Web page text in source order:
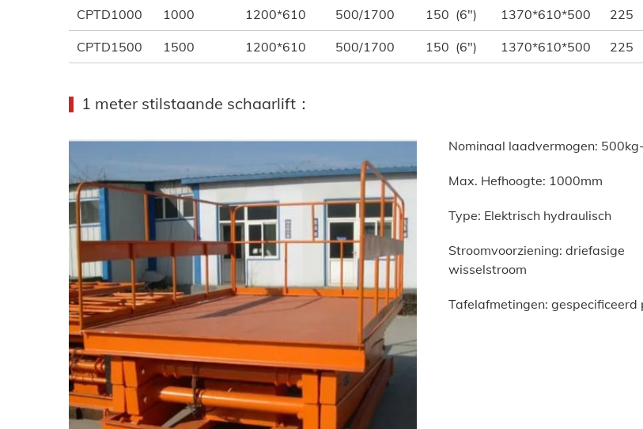
CPTD1000 1000 1200*610 500/1700 150 (6″) 1370*610*500 225
CPTD1500 1500 1200*610 500/1700 150 (6″) 1370*610*500 225
1 meter stilstaande schaarlift：
Nominaal laadvermogen:
Max. Hefhoogte: 1000mm
Type: Elektrisch hydraulisch
Stroomvoorziening: driefasige
wisselstroom
Tafelafmetingen: gespecificeerd